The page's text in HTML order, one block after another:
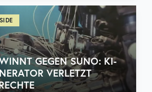
GEGEN SUNO: KI-
VERLETZT